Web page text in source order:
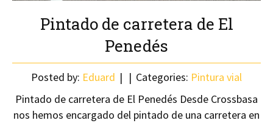
Pintado de carretera de El
Penedés
Posted by: Eduard Categories: Pintura vial
Pintado de carretera de El Penedés Desde Crossbasa
nos hemos encargado del pintado de una carretera en